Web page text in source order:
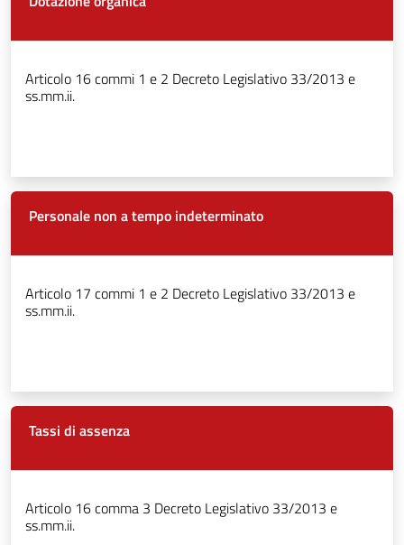
Articolo 16 commi 1 e 2 Decreto Legislativo 33/2013 e
ss.mm.ii.
Personale non a tempo indeterminato
Articolo 17 commi 1 e 2 Decreto Legislativo 33/2013 e
ss.mm.ii.
Tassi di assenza
Articolo 16 comma 3 Decreto Legislativo 33/2013 e
ss.mm.ii.